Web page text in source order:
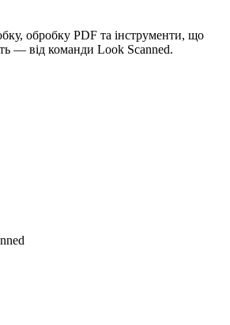
обробку PDF та інструменти, що
— від команди Look Scanned.